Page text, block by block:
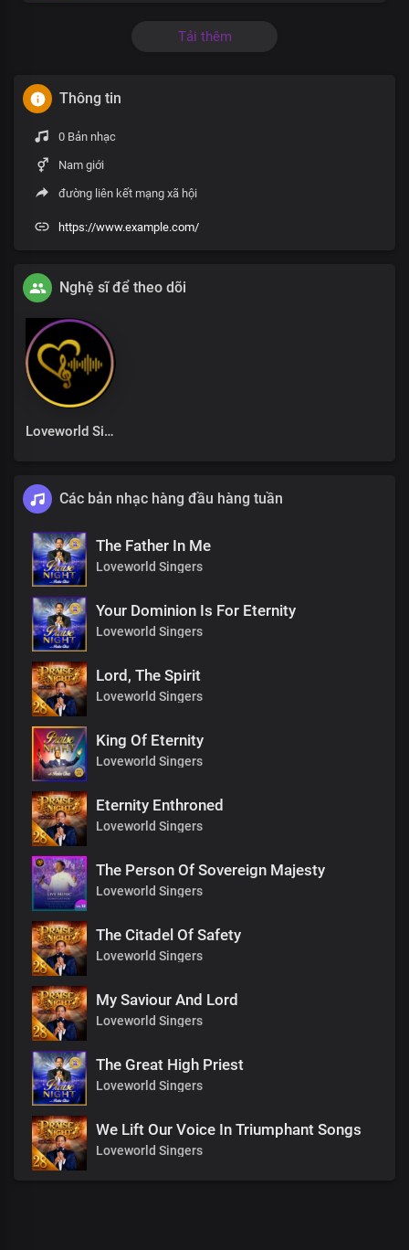
Tải thêm
Thông tin
0 Bản nhạc
Nam giới
đường liên kết mạng xã hội
https://www.example.com/
Nghệ sĩ để theo dõi
Loveworld Singers
Các bản nhạc hàng đầu hàng tuần
The Father In Me
Loveworld Singers
Your Dominion Is For Eternity
Loveworld Singers
Lord, The Spirit
Loveworld Singers
King Of Eternity
Loveworld Singers
Eternity Enthroned
Loveworld Singers
The Person Of Sovereign Majesty
Loveworld Singers
The Citadel Of Safety
Loveworld Singers
My Saviour And Lord
Loveworld Singers
The Great High Priest
Loveworld Singers
We Lift Our Voice In Triumphant Songs
Loveworld Singers